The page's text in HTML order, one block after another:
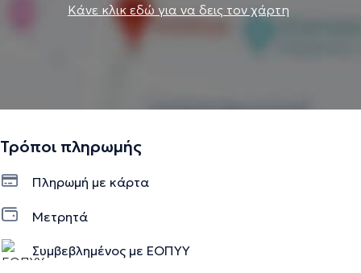
Κάνε κλικ εδώ για να δεις τον χάρτη
Τρόποι πληρωμής
Πληρωμή με κάρτα
Μετρητά
Συμβεβλημένος με ΕΟΠΥΥ